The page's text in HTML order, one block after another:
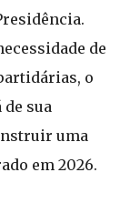
de
o
sua
uma
em 2026.